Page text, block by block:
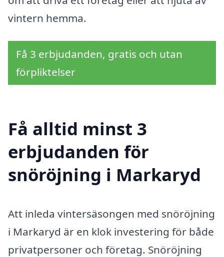
vintern hemma.
Få 3 erbjudanden, gratis och utan
förpliktelser
Få alltid minst 3
erbjudanden för
snöröjning i Markaryd
Att inleda vintersäsongen med snöröjning
i Markaryd är en klok investering för både
privatpersoner och företag. Snöröjning